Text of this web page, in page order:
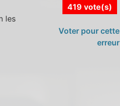
les
419 vote(s)
Voter pour cette
erreur